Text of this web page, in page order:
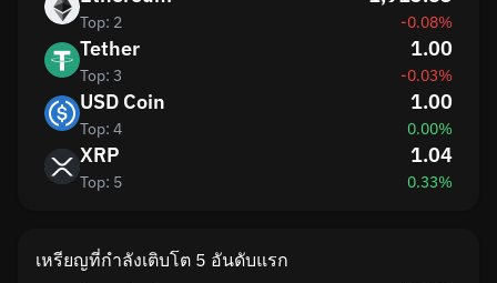
Top: 2 -0.08%
Tether
Top: 3
1.00
-0.03%
USD Coin
Top: 4
1.00
0.00%
XRP
Top: 5
1.04
0.33%
เหรียญที่กำลังเติบโต 5 อันดับแรก